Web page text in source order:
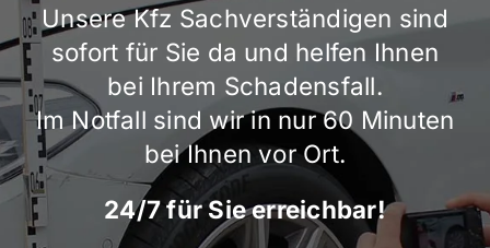
Unsere Kfz Sachverständigen sind
sofort für Sie da und helfen Ihnen
bei Ihrem Schadensfall.
Im Notfall sind wir in nur 60 Minuten
bei Ihnen vor Ort.
24/7 für Sie erreichbar!